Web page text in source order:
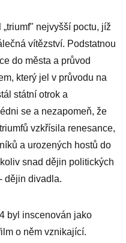
nejvyšší poctu, jíž
vítězství. Podstatnou
do města a průvod
který jel v průvodu na
státní otrok a
se a nezapomeň, že
vzkřísila renesance,
a urozených hostů do
snad dějin politických
dějin divadla.
byl inscenován jako
o něm vznikající.